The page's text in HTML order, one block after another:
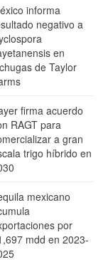
informa
negativo a
en
de Taylor
firma acuerdo
RAGT para
a gran
trigo híbrido en
mexicano
por
mdd en 2023-